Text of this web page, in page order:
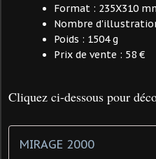
Format : 235X310
Nombre
Poids : 1504 g
Prix de vente : 58 €
Cliquez ci-dessous pour
MIRAGE 2000